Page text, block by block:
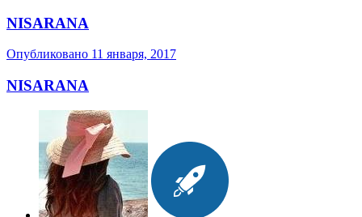
NISARANA
Опубликовано 11 января, 2017
NISARANA